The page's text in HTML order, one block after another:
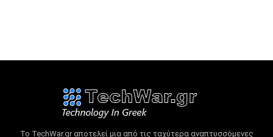
Το TechWar.gr αποτελεί μια από τις ταχύτερα αναπτυσσόμενες